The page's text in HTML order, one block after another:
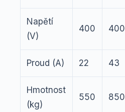
Napětí
(V)
400 400
Proud (A) 22 43
Hmotnost
(kg)
550 850